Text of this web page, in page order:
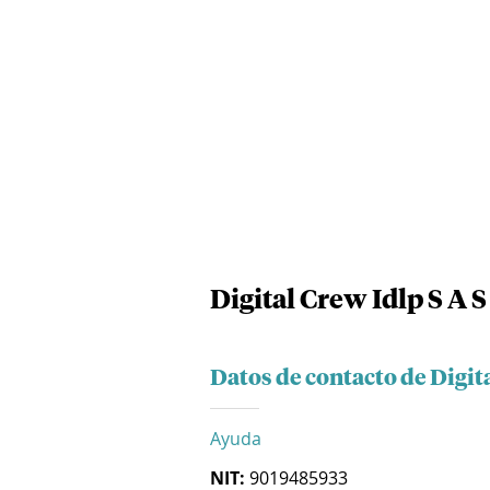
Digital Crew Idlp S A S
Datos de contacto de
Ayuda
NIT: 9019485933